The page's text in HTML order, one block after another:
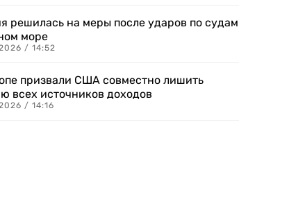
решилась на меры после ударов по судам
море
/ 14:52
призвали США совместно лишить
всех источников доходов
/ 14:16